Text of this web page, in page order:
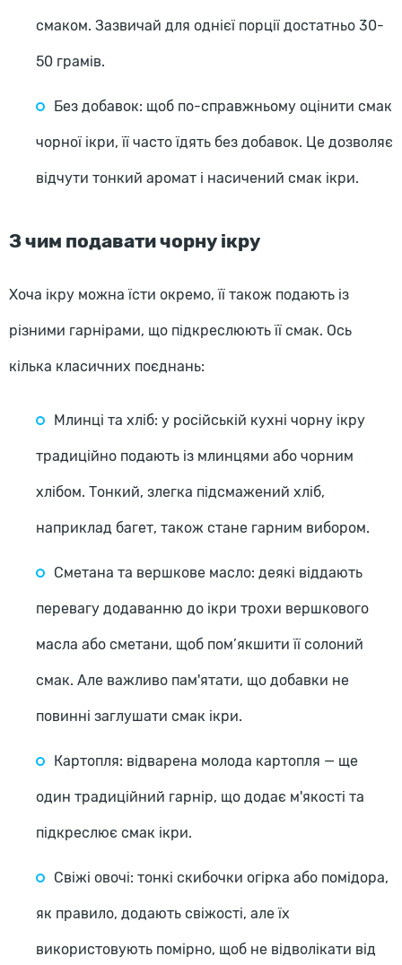
смаком. Зазвичай для однієї порції достатньо 30-
50 грамів.
Без добавок: щоб по-справжньому оцінити смак
чорної ікри, її часто їдять без добавок. Це дозволяє
відчути тонкий аромат і насичений смак ікри.
З чим подавати чорну ікру
Хоча ікру можна їсти окремо, її також подають із
різними гарнірами, що підкреслюють її смак. Ось
кілька класичних поєднань:
Млинці та хліб: у російській кухні чорну ікру
традиційно подають із млинцями або чорним
хлібом. Тонкий, злегка підсмажений хліб,
наприклад багет, також стане гарним вибором.
Сметана та вершкове масло: деякі віддають
перевагу додаванню до ікри трохи вершкового
масла або сметани, щоб пом’якшити її солоний
смак. Але важливо пам'ятати, що добавки не
повинні заглушати смак ікри.
Картопля: відварена молода картопля — ще
один традиційний гарнір, що додає м'якості та
підкреслює смак ікри.
Свіжі овочі: тонкі скибочки огірка або помідора,
як правило, додають свіжості, але їх
використовують помірно, щоб не відволікати від